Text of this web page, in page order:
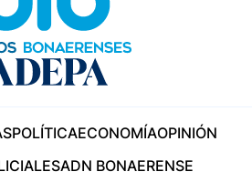
POLÍTICAECONOMÍAOPINIÓN
ADN BONAERENSE